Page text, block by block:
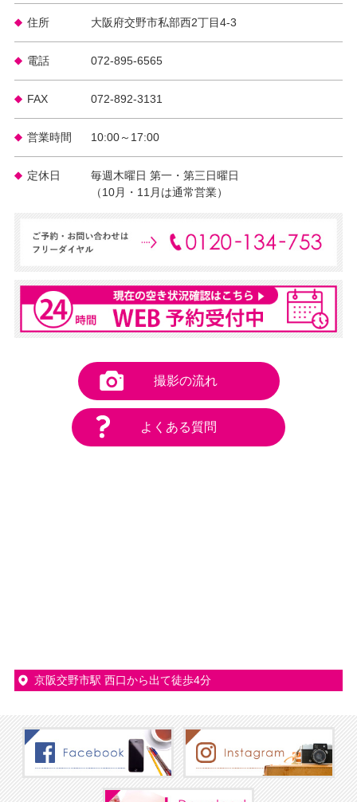
住所 大阪府交野市私部西2丁目4-3
電話 072-895-6565
FAX 072-892-3131
営業時間 10:00～17:00
定休日
毎週木曜日 第一・第三日曜日
（10月・11月は通常営業）
撮影の流れ
よくある質問
京阪交野市駅 西口から出て徒歩4分